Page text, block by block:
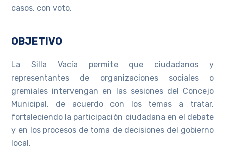
casos, con voto.
OBJETIVO
La Silla Vacía permite que ciudadanos y
representantes de organizaciones sociales o
gremiales intervengan en las sesiones del Concejo
Municipal, de acuerdo con los temas a tratar,
fortaleciendo la participación ciudadana en el debate
y en los procesos de toma de decisiones del gobierno
local.